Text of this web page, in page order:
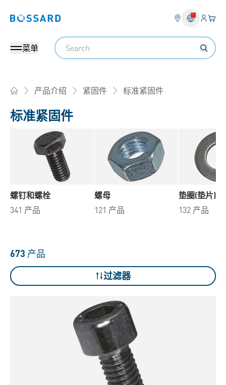
Bossard homepage 登入
您
菜单
Search
产品介绍 紧固件 标准紧固件
标准紧固件
螺钉和螺栓
341 产品
螺母
121 产品
垫圈(垫片)
132 产品
673 产品
过滤器